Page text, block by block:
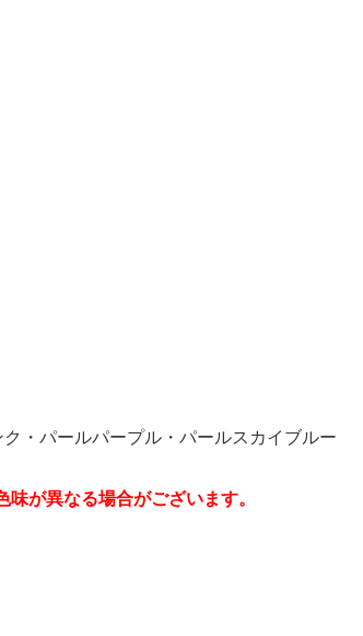
・パールパープル・パールスカイブルー
が異なる場合がございます。